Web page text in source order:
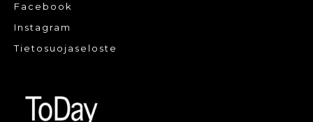
Facebook
Instagram
Tietosuojaseloste